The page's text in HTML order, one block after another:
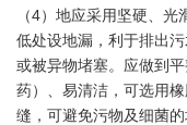
（4）地应采用坚硬、
低处设地漏，利于排出
或被异物堵塞。应做到
药）、易清洁，可选用
缝，可避免污物及细菌